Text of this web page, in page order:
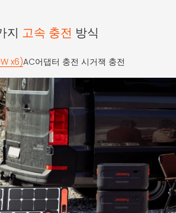
지 고속 충전 방식
x6)AC어댑터 충전 시거잭 충전